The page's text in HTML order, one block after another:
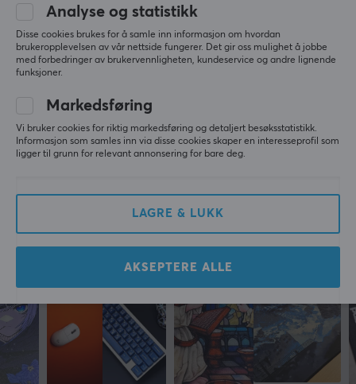
Stoff
Sydde kantene
Farge
Svart
Produsentens garanti
2 års garanti
Fury Yari Speed Musematte - XXL - Svart
2 likes
Level 19
Easy Grandmaster
Fury Yari Speed Musematte - XXL - Svart
Mer fra vårt fellesskap
Analyse og statistikk
Disse cookies brukes for å samle inn informasjon om hvordan
brukeropplevelsen av vår nettside fungerer. Det gir oss mulighet å jobbe
med forbedringer av brukervennligheten, kundeservice og andre lignende
funksjoner.
Markedsføring
Vi bruker cookies for riktig markedsføring og detaljert besøksstatistikk.
Informasjon som samles inn via disse cookies skaper en interesseprofil som
ligger til grunn for relevant annonsering for bare deg.
LAGRE & LUKK
AKSEPTERE ALLE